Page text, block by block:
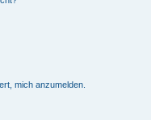
mich anzumelden.